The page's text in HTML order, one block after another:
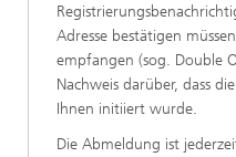
Adresse bestätigen
empfangen (sog. Double
Nachweis darüber, dass
Ihnen initiiert wurde.
Die Abmeldung ist